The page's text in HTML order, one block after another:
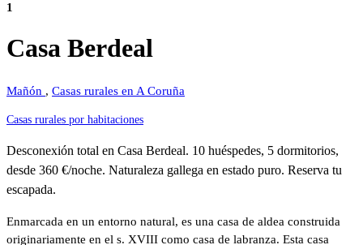
1
Casa Berdeal
Mañón , Casas rurales en A Coruña
Casas rurales por habitaciones
Desconexión total en Casa Berdeal. 10 huéspedes, 5 dormitorios,
desde 360 €/noche. Naturaleza gallega en estado puro. Reserva tu
escapada.
Enmarcada en un entorno natural, es una casa de aldea construida
originariamente en el s. XVIII como casa de labranza. Esta casa